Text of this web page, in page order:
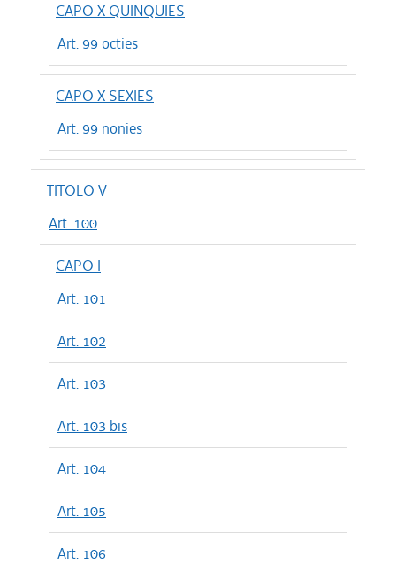
CAPO X QUINQUIES
Art. 99 octies
CAPO X SEXIES
Art. 99 nonies
TITOLO V
Art. 100
CAPO I
Art. 101
Art. 102
Art. 103
Art. 103 bis
Art. 104
Art. 105
Art. 106